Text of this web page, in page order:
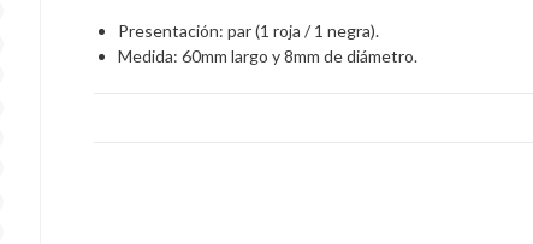
Presentación: par (1 roja / 1 negra).
Medida: 60mm largo y 8mm de diámetro.